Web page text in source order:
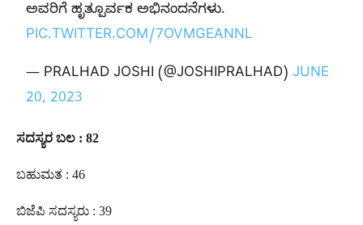
ಅವರಿಗೆ ಹೃತ್ಪೂರ್ವಕ ಅಭಿನಂದನೆಗಳು.
PIC.TWITTER.COM/7OVMGEANNL
— PRALHAD JOSHI (@JOSHIPRALHAD)JUNE
20, 2023
ಸದಸ್ಯರ ಬಲ : 82
ಬಹುಮತ : 46
ಬಿಜೆಪಿ ಸದಸ್ಯರು : 39